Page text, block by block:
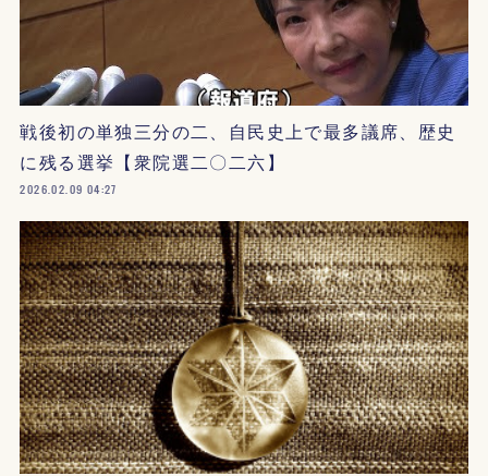
戦後初の単独三分の二、自民史上で最多議席、歴史
に残る選挙【衆院選二〇二六】
2026.02.09 04:27